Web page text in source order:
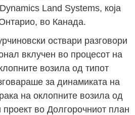
Land Systems, која
во Канада.
оствари разговори
вклучен во процесот на
возила од типот
за динамиката на
на оклопните возила од
проект во Долгорочниот план